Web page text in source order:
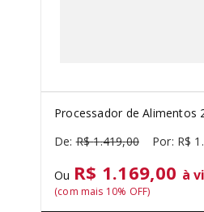
Processador de Alimentos
R$ 1.419,00 R$ 1 .
Ou R$ 1.169,00 à
(com mais 10% OFF)